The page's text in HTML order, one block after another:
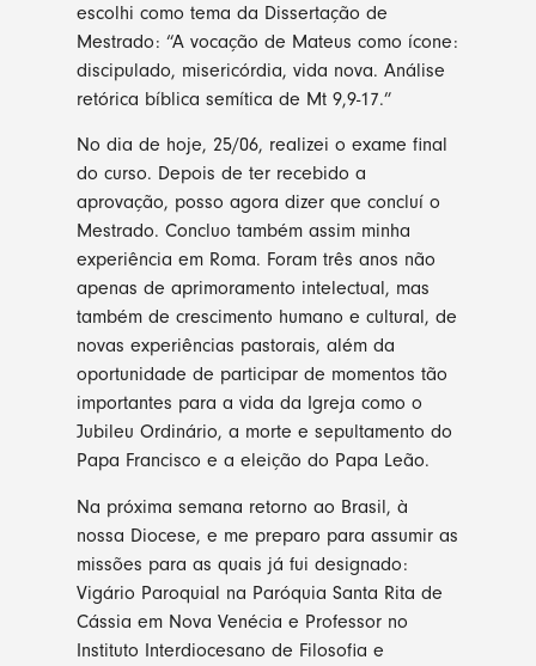
escolhi como tema da Dissertação de
Mestrado: “A vocação de Mateus como ícone:
discipulado, misericórdia, vida nova. Análise
retórica bíblica semítica de Mt 9,9-17.”
No dia de hoje, 25/06, realizei o exame final
do curso. Depois de ter recebido a
aprovação, posso agora dizer que concluí o
Mestrado. Concluo também assim minha
experiência em Roma. Foram três anos não
apenas de aprimoramento intelectual, mas
também de crescimento humano e cultural, de
novas experiências pastorais, além da
oportunidade de participar de momentos tão
importantes para a vida da Igreja como o
Jubileu Ordinário, a morte e sepultamento do
Papa Francisco e a eleição do Papa Leão.
Na próxima semana retorno ao Brasil, à
nossa Diocese, e me preparo para assumir as
missões para as quais já fui designado:
Vigário Paroquial na Paróquia Santa Rita de
Cássia em Nova Venécia e Professor no
Instituto Interdiocesano de Filosofia e